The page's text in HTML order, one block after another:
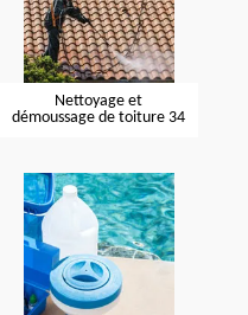
Nettoyage et
démoussage de toiture 34